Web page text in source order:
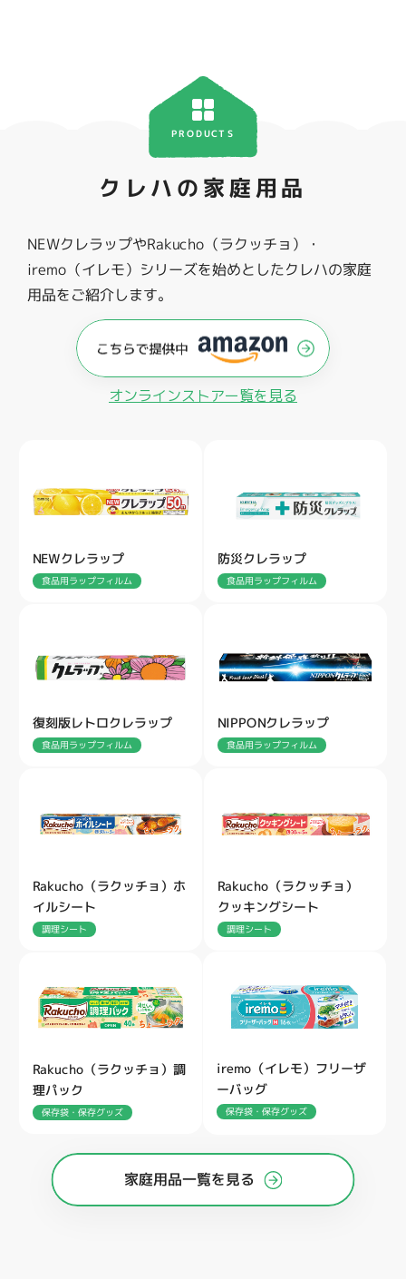
PRODUCTS
クレハの家庭用品
NEWクレラップやRakucho（ラクッチョ）・
iremo（イレモ）シリーズを始めとしたクレハの家庭
用品をご紹介します。
オンラインストアー覧を見る
NEWクレラップ
食品用ラップフィルム
防災クレラップ
食品用ラップフィルム
復刻版レトロクレラップ
食品用ラップフィルム
NIPPONクレラップ
食品用ラップフィルム
Rakucho（ラクッチョ）ホ
イルシート
調理シート
Rakucho（ラクッチョ）
クッキングシート
調理シート
Rakucho（ラクッチョ）調
理パック
保存袋・保存グッズ
iremo（イレモ）フリーザ
ーバッグ
保存袋・保存グッズ
家庭用品一覧を見る